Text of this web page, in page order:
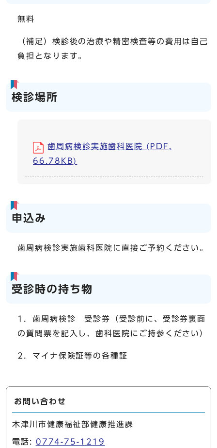
無料
（補足）検診後の治療や精密検査等の費用は自己
負担となります。
検診場所
歯周病検診実施歯科医院 (PDF,
66.78KB)
申込み
歯周病検診実施歯科医院に直接ご予約ください。
受診時の持ち物
1．歯周病検診 受診券（受診前に、受診券裏面
の質問票を記入し、歯科医院にご持参ください）
2．マイナ保険証等の各種証
お問い合わせ
木津川市健康福祉部健康推進課
電話: 0774-75-1219